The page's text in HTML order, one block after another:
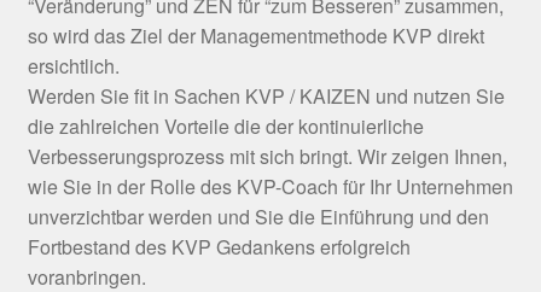
so wird das Ziel der Managementmethode KVP direkt
ersichtlich.
Werden Sie fit in Sachen KVP / KAIZEN und nutzen Sie
die zahlreichen Vorteile die der kontinuierliche
Verbesserungsprozess mit sich bringt. Wir zeigen Ihnen,
wie Sie in der Rolle des KVP-Coach für Ihr Unternehmen
unverzichtbar werden und Sie die Einführung und den
Fortbestand des KVP Gedankens erfolgreich
voranbringen.